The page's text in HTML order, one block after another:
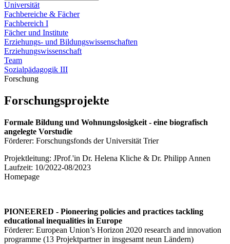
Universität
Fachbereiche & Fächer
Fachbereich I
Fächer und Institute
Erziehungs- und Bildungswissenschaften
Erziehungswissenschaft
Team
Sozialpädagogik III
Forschung
Forschungsprojekte
Formale Bildung und Wohnungslosigkeit - eine biografisch
angelegte Vorstudie
Förderer: Forschungsfonds der Universität Trier
Projektleitung: JProf.'in Dr. Helena Kliche & Dr. Philipp Annen
Laufzeit: 10/2022-08/2023
Homepage
PIONEERED - Pioneering policies and practices tackling
educational inequalities in Europe
Förderer: European Union’s Horizon 2020 research and innovation
programme (13 Projektpartner in insgesamt neun Ländern)